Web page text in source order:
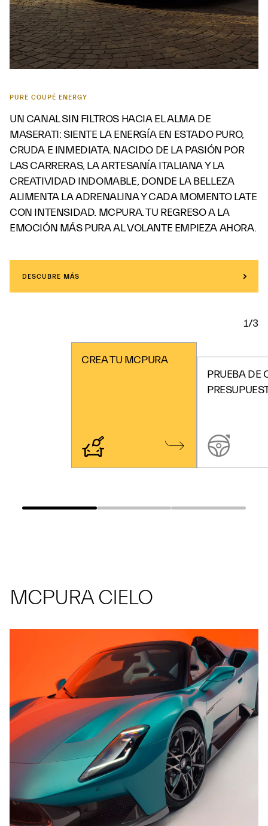
PURE COUPÉ ENERGY
UN CANAL SIN FILTROS HACIA EL ALMA DE
MASERATI: SIENTE LA ENERGÍA EN ESTADO PURO,
CRUDA E INMEDIATA. NACIDO DE LA PASIÓN POR
LAS CARRERAS, LA ARTESANÍA ITALIANA Y LA
CREATIVIDAD INDOMABLE, DONDE LA BELLEZA
ALIMENTA LA ADRENALINA Y CADA MOMENTO LATE
CON INTENSIDAD. MCPURA. TU REGRESO A LA
EMOCIÓN MÁS PURA AL VOLANTE EMPIEZA AHORA.
DESCUBRE MÁS
1/3
CREA TU MCPURA
PRUEBA DE
MCPURA CIELO